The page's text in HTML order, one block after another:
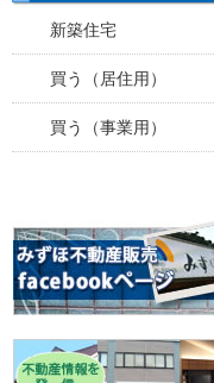
新築住宅
買う（居住用）
買う（事業用）